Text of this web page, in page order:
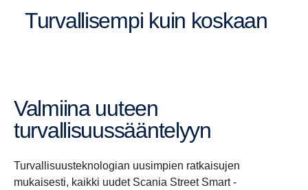
Turvallisempi kuin koskaan
Valmiina uuteen
turvallisuussääntelyyn
Turvallisuusteknologian uusimpien ratkaisujen
mukaisesti, kaikki uudet Scania Street Smart -